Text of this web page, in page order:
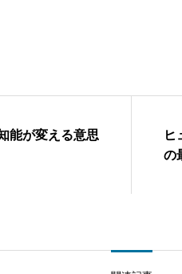
能が変える意思
ヒ
の